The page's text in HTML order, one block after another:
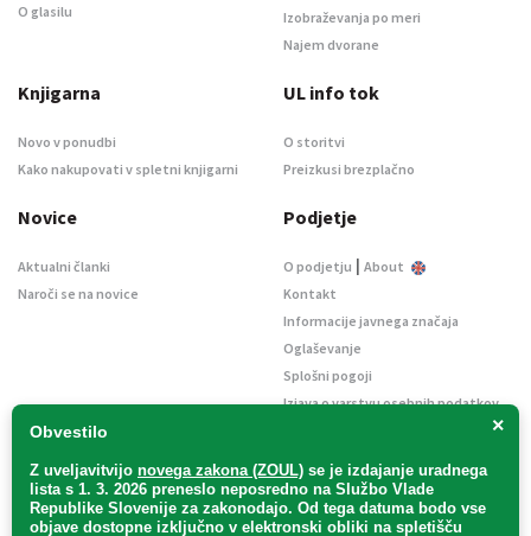
×
Obvestilo
Z uveljavitvijo novega zakona (ZOUL) se je izdajanje uradnega
lista s 1. 3. 2026 preneslo neposredno na Službo Vlade
Republike Slovenije za zakonodajo. Od tega datuma bodo vse
objave dostopne izključno v elektronski obliki na spletišču
O glasilu
Izobraževanja po meri
Najem dvorane
Knjigarna
Novo v ponudbi
Kako nakupovati v spletni knjigarni
UL info tok
O storitvi
Preizkusi brezplačno
Novice
Aktualni članki
Naroči se na novice
Podjetje
O podjetju | About
Kontakt
Informacije javnega značaja
Oglaševanje
Splošni pogoji
Izjava o varstvu osebnih podatkov